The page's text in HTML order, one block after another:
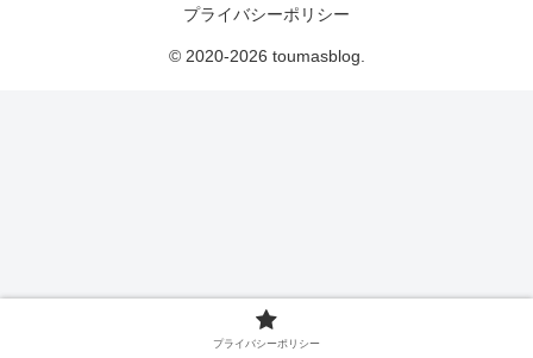
プライバシーポリシー
© 2020-2026 toumasblog.
プライバシーポリシー